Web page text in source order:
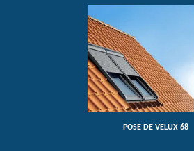
POSE DE VELUX 68